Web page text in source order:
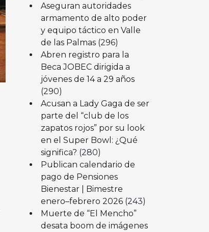
Aseguran autoridades
armamento de alto poder
y equipo táctico en Valle
de las Palmas (296)
Abren registro para la
Beca JOBEC dirigida a
jóvenes de 14 a 29 años
(290)
Acusan a Lady Gaga de ser
parte del “club de los
zapatos rojos” por su look
en el Super Bowl: ¿Qué
significa? (280)
Publican calendario de
pago de Pensiones
Bienestar | Bimestre
enero–febrero 2026 (243)
Muerte de “El Mencho”
desata boom de imágenes